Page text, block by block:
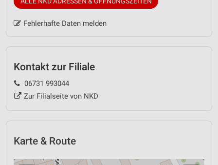
Fehlerhafte Daten melden
Kontakt zur Filiale
06731 993044
Zur Filialseite von NKD
Karte & Route